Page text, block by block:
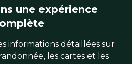
une expérience
informations détaillées sur
les cartes et les